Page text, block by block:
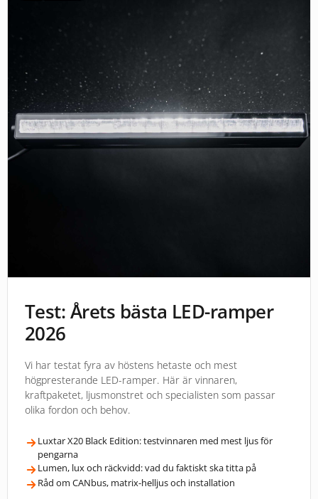
Test: Årets bästa LED-ramper
2026
Vi har testat fyra av höstens hetaste och mest
högpresterande LED-ramper. Här är vinnaren,
kraftpaketet, ljusmonstret och specialisten som passar
olika fordon och behov.
Luxtar X20 Black Edition: testvinnaren med mest ljus för
pengarna
Lumen, lux och räckvidd: vad du faktiskt ska titta på
Råd om CANbus, matrix-helljus och installation